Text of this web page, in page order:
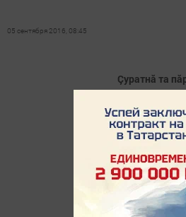
05 сентября 2016, 08:45
Çуратнă та
Çакăн пек
мӗшӗнче
пулăшăвăн»
кăна çуратнă
Çак факт
уголовнăй ӗç
пулнă тăрăх,
2-3 сехет
çавăнпа
шеллемен